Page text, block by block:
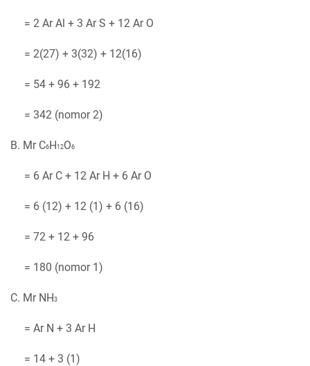
= 2 Ar Al + 3 Ar S + 12 Ar O
= 2(27) + 3(32) + 12(16)
= 54 + 96 + 192
= 342 (nomor 2)
B. Mr C6H12O6
= 6 Ar C + 12 Ar H + 6 Ar O
= 6 (12) + 12 (1) + 6 (16)
= 72 + 12 + 96
= 180 (nomor 1)
C. Mr NH3
= Ar N + 3 Ar H
= 14 + 3 (1)